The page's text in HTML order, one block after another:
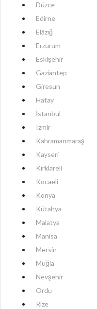
Düzce
Edirne
Elâzığ
Erzurum
Eskişehir
Gaziantep
Giresun
Hatay
İstanbul
Izmir
Kahramanmaraş
Kayseri
Kırklareli
Kocaeli
Konya
Kütahya
Malatya
Manisa
Mersin
Muğla
Nevşehir
Ordu
Rize